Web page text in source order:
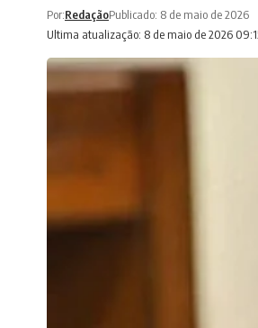
Ultima atualização: 8 de maio de 2026
Por:RedaçãoPublicado: 8 de maio de 2026